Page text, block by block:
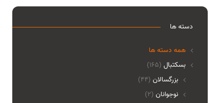
دسته ها
همه دسته ها
(165) بسکتبال
بزرگسالان (44)
نوجوانان (2)